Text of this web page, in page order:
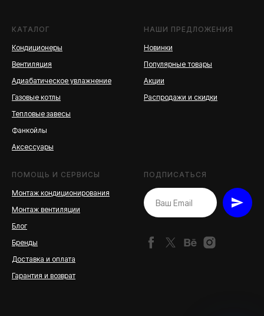
КАТАЛОГ
Кондиционеры
Вентиляция
Адиабатическое увлажнение
Газовые котлы
Тепловые завесы
Фанкойлы
Аксессуары
НАШИ ПРЕДЛОЖЕНИЯ
Новинки
Популярные товары
Акции
Распродажи и скидки
ПОМОЩЬ И СЕРВИСЫ
Монтаж кондиционирования
Монтаж вентиляции
Блог
Бренды
Доставка и оплата
Гарантия и возврат
ПОДПИСАТЬСЯ